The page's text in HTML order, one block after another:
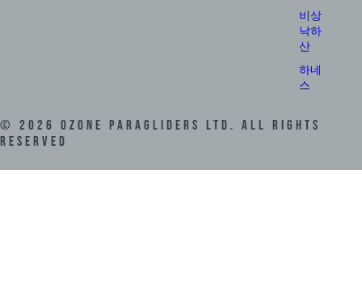
비상
낙하
산
하네
스
© 2026 Ozone Paragliders LTD. All Rights
Reserved